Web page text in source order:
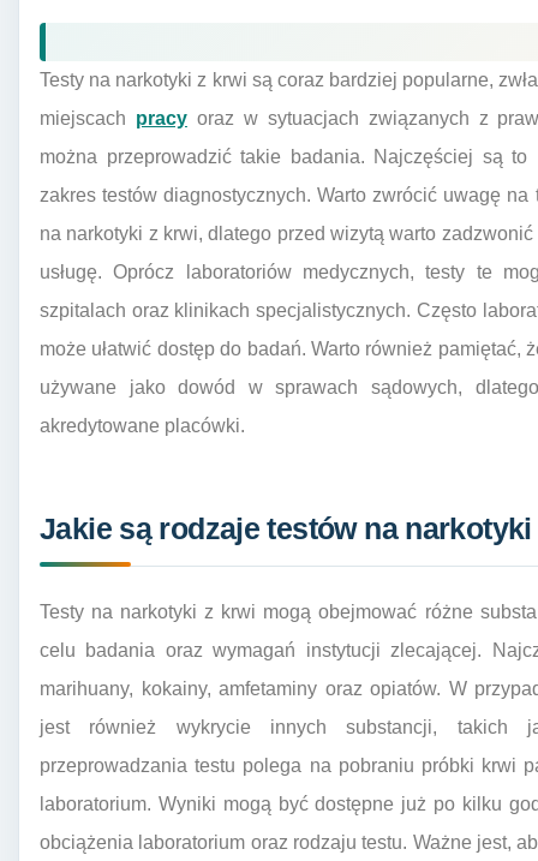
Testy na narkotyki z krwi są coraz bardziej popularne,
miejscach pracyoraz w sytuacjach związanych z
można przeprowadzić takie badania. Najczęściej są
zakres testów diagnostycznych. Warto zwrócić uwagę
na narkotyki z krwi, dlatego przed wizytą warto
usługę. Oprócz laboratoriów medycznych, testy te
szpitalach oraz klinikach specjalistycznych. Często
może ułatwić dostęp do badań. Warto również
używane jako dowód w sprawach sądowych,
akredytowane placówki.
Jakie są rodzaje testów na
Testy na narkotyki z krwi mogą obejmować różne
celu badania oraz wymagań instytucji zlecającej.
marihuany, kokainy, amfetaminy oraz opiatów. W
jest również wykrycie innych substancji, takich
przeprowadzania testu polega na pobraniu próbki krwi
laboratorium. Wyniki mogą być dostępne już po kilku
obciążenia laboratorium oraz rodzaju testu. Ważne jest,